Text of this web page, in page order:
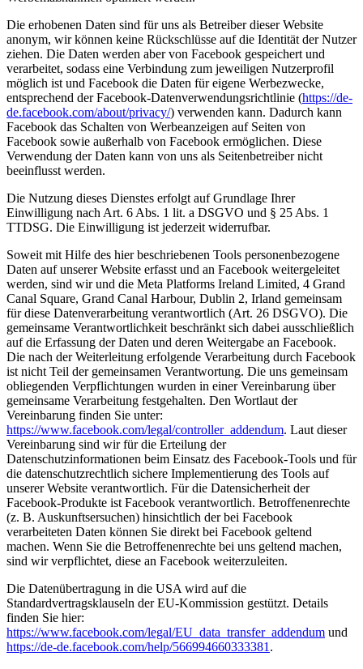
Die erhobenen Daten sind für uns als Betreiber dieser Website
anonym, wir können keine Rückschlüsse auf die Identität der Nutzer
ziehen. Die Daten werden aber von Facebook gespeichert und
verarbeitet, sodass eine Verbindung zum jeweiligen Nutzerprofil
möglich ist und Facebook die Daten für eigene Werbezwecke,
entsprechend der Facebook-Datenverwendungsrichtlinie (https://de-
de.facebook.com/about/privacy/) verwenden kann. Dadurch kann
Facebook das Schalten von Werbeanzeigen auf Seiten von
Facebook sowie außerhalb von Facebook ermöglichen. Diese
Verwendung der Daten kann von uns als Seitenbetreiber nicht
beeinflusst werden.
Die Nutzung dieses Dienstes erfolgt auf Grundlage Ihrer
Einwilligung nach Art. 6 Abs. 1 lit. a DSGVO und § 25 Abs. 1
TTDSG. Die Einwilligung ist jederzeit widerrufbar.
Soweit mit Hilfe des hier beschriebenen Tools personenbezogene
Daten auf unserer Website erfasst und an Facebook weitergeleitet
werden, sind wir und die Meta Platforms Ireland Limited, 4 Grand
Canal Square, Grand Canal Harbour, Dublin 2, Irland gemeinsam
für diese Datenverarbeitung verantwortlich (Art. 26 DSGVO). Die
gemeinsame Verantwortlichkeit beschränkt sich dabei ausschließlich
auf die Erfassung der Daten und deren Weitergabe an Facebook.
Die nach der Weiterleitung erfolgende Verarbeitung durch Facebook
ist nicht Teil der gemeinsamen Verantwortung. Die uns gemeinsam
obliegenden Verpflichtungen wurden in einer Vereinbarung über
gemeinsame Verarbeitung festgehalten. Den Wortlaut der
Vereinbarung finden Sie unter:
https://www.facebook.com/legal/controller_addendum. Laut dieser
Vereinbarung sind wir für die Erteilung der
Datenschutzinformationen beim Einsatz des Facebook-Tools und für
die datenschutzrechtlich sichere Implementierung des Tools auf
unserer Website verantwortlich. Für die Datensicherheit der
Facebook-Produkte ist Facebook verantwortlich. Betroffenenrechte
(z. B. Auskunftsersuchen) hinsichtlich der bei Facebook
verarbeiteten Daten können Sie direkt bei Facebook geltend
machen. Wenn Sie die Betroffenenrechte bei uns geltend machen,
sind wir verpflichtet, diese an Facebook weiterzuleiten.
Die Datenübertragung in die USA wird auf die
Standardvertragsklauseln der EU-Kommission gestützt. Details
finden Sie hier:
https://www.facebook.com/legal/EU_data_transfer_addendum und
https://de-de.facebook.com/help/566994660333381 .